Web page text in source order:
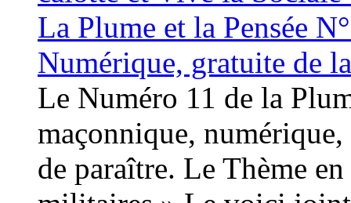
La Plume et la Pensée
Numérique, gratuite de
Le Numéro 11 de la
maçonnique,
de paraître. Le Thème